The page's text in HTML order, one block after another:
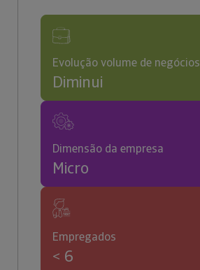
Evolução volume de negócios
Diminui
Dimensão da empresa
Micro
Empregados
< 6